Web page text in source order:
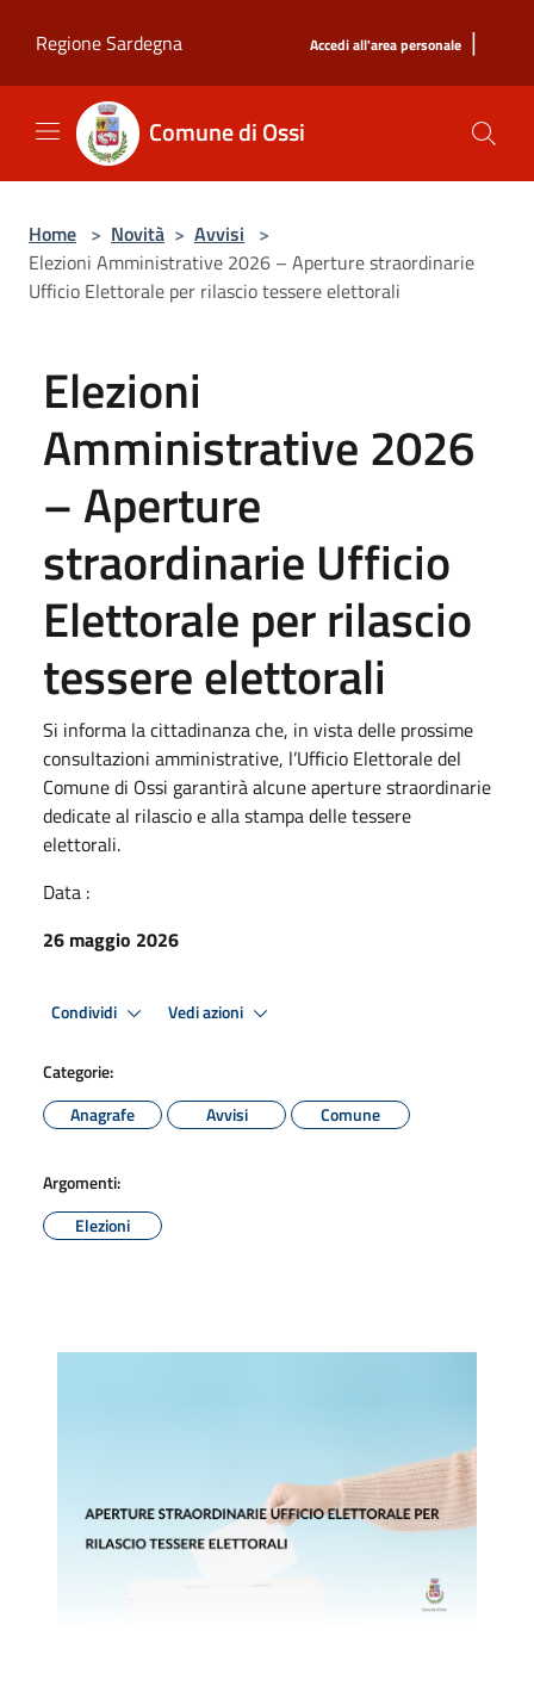
Regione Sardegna
Accedi all'area personale |
Comune di Ossi
Home > Novità > Avvisi >
Elezioni Amministrative 2026 – Aperture straordinarie
Ufficio Elettorale per rilascio tessere elettorali
Elezioni
Amministrative 2026
– Aperture
straordinarie Ufficio
Elettorale per rilascio
tessere elettorali
Si informa la cittadinanza che, in vista delle prossime
consultazioni amministrative, l’Ufficio Elettorale del
Comune di Ossi garantirà alcune aperture straordinarie
dedicate al rilascio e alla stampa delle tessere
elettorali.
Data :
26 maggio 2026
Condividi Vedi azioni
Categorie:
Anagrafe
Avvisi Comune
Argomenti:
Elezioni